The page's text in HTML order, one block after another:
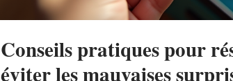
Conseils pratiques pour
éviter les mauvaises